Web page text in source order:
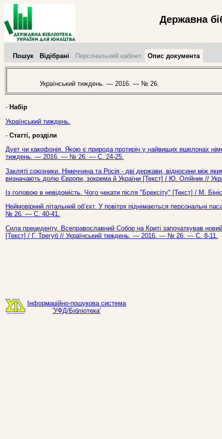
Державна
Пошук Відібрані Персональний кабінет Опис документа
Український тиждень. — 2016. — № 26.
- Набір
Український тиждень.
- Статті, розділи
Дует чи какофонія. Якою є природа протиріч у найвищих ешелонах
тиждень. — 2016. — № 26. — С. 24-25.
Закляті союзники. Німеччина та Росія - дві держави, відносини між
визначають долю Європи, зокрема й України [Текст] / Ю. Олійник //
Із головою в невідомість. Чого чекати після "Брексіту" [Текст] / М.
Неймовірний літальний об‘єкт. У повітря піднімаються персональні
№ 26. — С. 40-41.
Сила прецеденту. Всеправославний Собор на Криті започаткував
[Текст] / Г. Трегуб // Український тиждень. — 2016. — № 26. — С. 8-11.
Інформаційно-пошукова система
'УФД/Бібліотека'